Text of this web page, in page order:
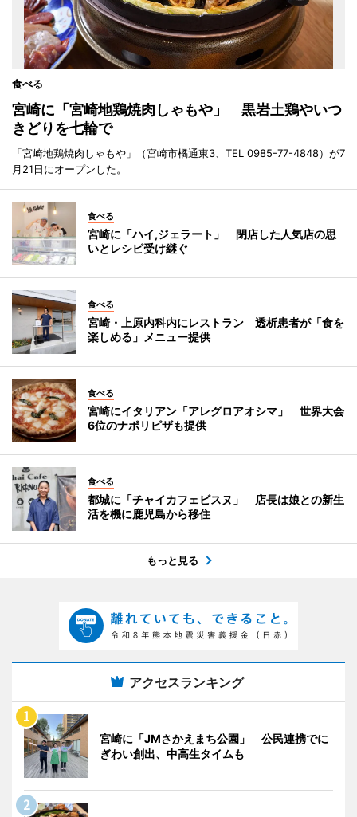
食べる
宮崎に「宮崎地鶏焼肉しゃもや」 黒岩土鶏やいつ
きどりを七輪で
「宮崎地鶏焼肉しゃもや」（宮崎市橘通東3、TEL 0985-77-4848）が7
月21日にオープンした。
食べる
宮崎に「ハイ,ジェラート」 閉店した人気店の思
いとレシピ受け継ぐ
食べる
宮崎・上原内科内にレストラン 透析患者が「食を
楽しめる」メニュー提供
食べる
宮崎にイタリアン「アレグロアオシマ」 世界大会
6位のナポリピザも提供
食べる
都城に「チャイカフェビスヌ」 店長は娘との新生
活を機に鹿児島から移住
もっと見る
アクセスランキング
宮崎に「JMさかえまち公園」 公民連携でに
ぎわい創出、中高生タイムも